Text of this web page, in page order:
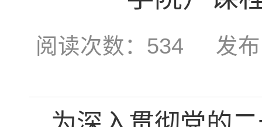
阅读次数： 534 发布